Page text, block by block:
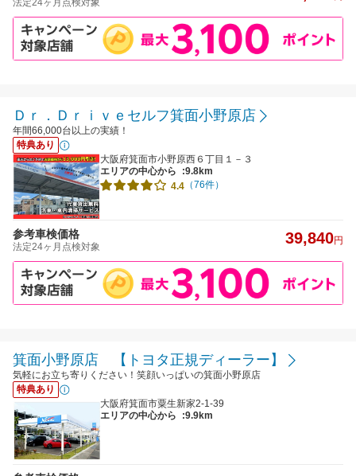
Ｄｒ．Ｄｒｉｖｅセルフ箕面小野原店
年間66,000台以上の実績！
特典あり
大阪府箕面市小野原西６丁目１－３
エリアの中心から
:9.8km
4.4 （76件）
参考車検価格
法定24ヶ月点検対象 39,840円
箕面小野原店 【トヨタ正規ディーラー】
気軽にお立ち寄りください！笑顔いっぱいの箕面小野原店
特典あり
大阪府箕面市粟生新家2-1-39
エリアの中心から
:9.9km